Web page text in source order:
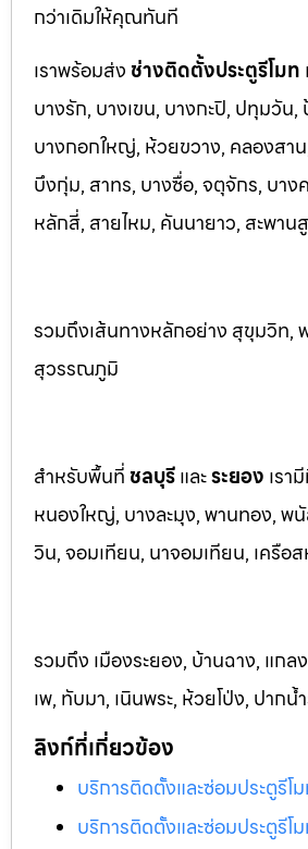
กว่าเดิมให้คุณทันที
เราพร้อมส่ง ช่างติดตั้งประตูรีโมท
บางรัก, บางเขน, บางกะปิ, ปทุมวั
บางกอกใหญ่, ห้วยขวาง, คลองสา
บึงกุ่ม, สาทร, บางซื่อ, จตุจักร, บาง
หลักสี่, สายไหม, คันนายาว, สะพา
รวมถึงเส้นทางหลักอย่าง สุขุมวิท,
สุวรรณภูมิ
สำหรับพื้นที่ ชลบุรีและระยอง เรา
หนองใหญ่, บางละมุง, พานทอง, พ
วิน, จอมเทียน, นาจอมเทียน, เครื
รวมถึง เมืองระยอง, บ้านฉาง, แก
เพ, ทับมา, เนินพระ, ห้วยโป่ง, ปาก
ลิงก์ที่เกี่ยวข้อง
บริการติดตั้งและซ่อมประตูรีโ
บริการติดตั้งและซ่อมประตูรีโ